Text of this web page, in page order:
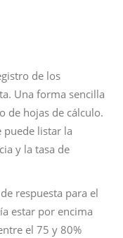
de los
Una forma sencilla
de hojas de cálculo.
puede listar la
y la tasa de
respuesta para el
estar por encima
el 75 y 80%